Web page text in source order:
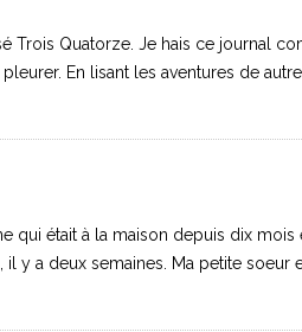
Trois Quatorze. Je hais ce journal
En lisant les aventures de
qui était à la maison depuis dix mois
il y a deux semaines. Ma petite soeur